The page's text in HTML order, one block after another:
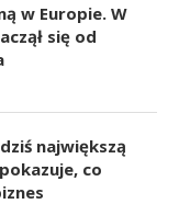
w Europie. W
się od
największą
co